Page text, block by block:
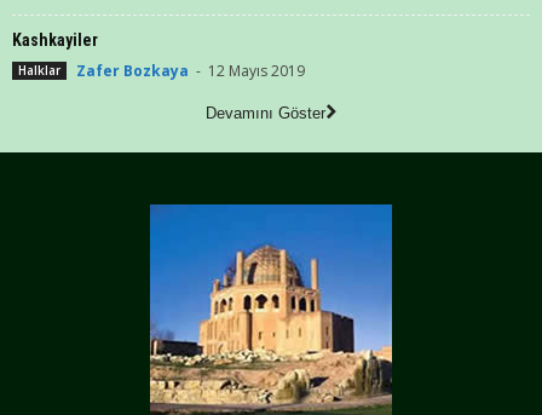
Kashkayiler
Halklar Zafer Bozkaya - 12 Mayıs 2019
Devamını Göster